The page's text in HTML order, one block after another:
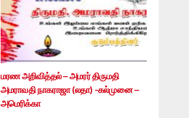
மரண அறிவித்தல் – அமரர் திருமதி
அமராவதி நாகராஜா (லதா) -கல்முனை –
அமெரிக்கா